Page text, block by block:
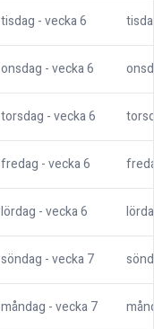
tisdag - vecka6
onsdag - vecka6
torsdag - vecka6
fredag - vecka6
lördag - vecka6
söndag - vecka7
måndag - vecka7